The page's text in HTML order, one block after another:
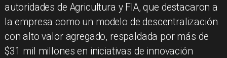
autoridades de Agricultura y FIA, que destacaron a
la empresa como un modelo de descentralización
con alto valor agregado, respaldada por más de
$31 mil millones en iniciativas de innovación